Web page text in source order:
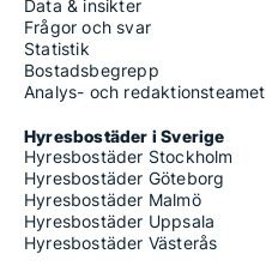
Data & insikter
Frågor och svar
Statistik
Bostadsbegrepp
Analys- och redaktionsteamet
Hyresbostäder i Sverige
Hyresbostäder Stockholm
Hyresbostäder Göteborg
Hyresbostäder Malmö
Hyresbostäder Uppsala
Hyresbostäder Västerås